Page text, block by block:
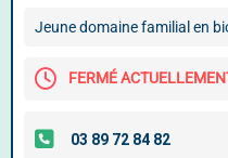
Jeune domaine familial en
FERMÉ